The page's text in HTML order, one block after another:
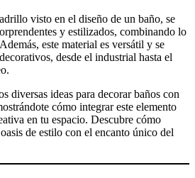
visto en el diseño de un baño, se
y estilizados, combinando lo
este material es versátil y se
desde el industrial hasta el
diversas ideas para decorar baños con
cómo integrar este elemento
en tu espacio. Descubre cómo
de estilo con el encanto único del